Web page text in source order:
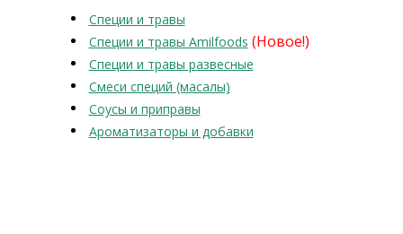
Специи и травы
Специи и травы Amilfoods (Новое!)
Специи и травы развесные
Смеси специй (масалы)
Соусы и приправы
Ароматизаторы и добавки